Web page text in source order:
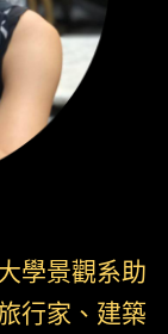
學景觀系助
行家、建築